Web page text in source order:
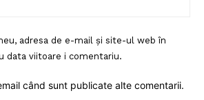
adresa de e-mail și site-ul web în
data viitoare i comentariu.
când sunt publicate alte comentarii.